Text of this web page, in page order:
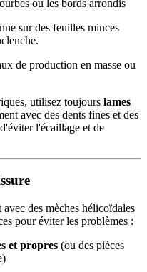
ou les bords arrondis
sur des feuilles minces
de production en masse ou
utilisez toujours lames
avec des dents fines et des
l'écaillage et de
des mèches hélicoïdales
pour éviter les problèmes :
et propres (ou des pièces